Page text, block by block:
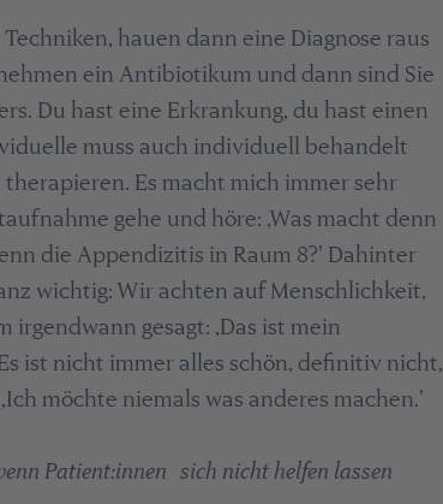
hauen dann eine Diagnose raus
ein Antibiotikum und dann sind Sie
Du hast eine Erkrankung, du hast einen
muss auch individuell behandelt
Es macht mich immer sehr
gehe und höre: ‚Was macht denn
die Appendizitis in Raum 8?' Dahinter
wichtig: Wir achten auf Menschlichkeit,
gesagt: ‚Das ist mein
ist nicht immer alles schön, definitiv nicht,
möchte niemals was anderes machen.'
Patient:innen sich nicht helfen lassen